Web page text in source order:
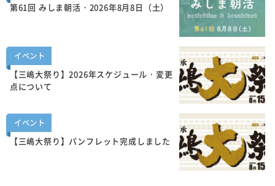
第61回 みしま朝活・2026年8月8日（土）
イベント
【三嶋大祭り】2026年スケジュール・変更
点について
イベント
【三嶋大祭り】パンフレット完成しました